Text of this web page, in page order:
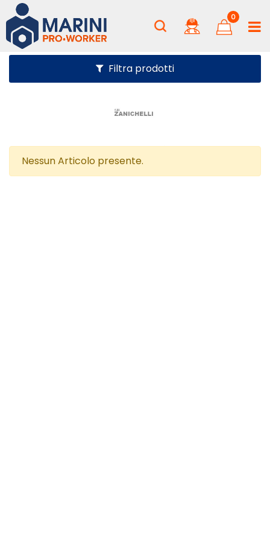
0
Filtra prodotti
Nessun Articolo presente.